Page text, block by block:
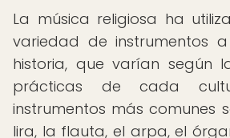
La música religiosa ha
variedad de instrumentos
historia, que varían según
prácticas de cada
instrumentos más comunes
lira, la flauta, el arpa, el